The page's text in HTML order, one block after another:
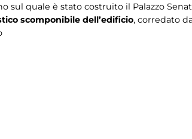
sul quale è stato costruito il Palazzo
scomponibile dell’edificio, corredato